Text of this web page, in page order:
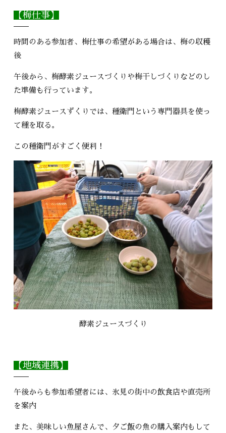
【梅仕事】
時間のある参加者、梅仕事の希望がある場合は、梅の収穫
後
午後から、梅酵素ジュースづくりや梅干しづくりなどのし
た準備も行っています。
梅酵素ジュースずくりでは、種衛門という専門器具を使っ
て種を取る。
この種衛門がすごく便利！
酵素ジュースづくり
【地域連携】
午後からも参加希望者には、氷見の街中の飲食店や直売所
を案内
また、美味しい魚屋さんで、夕ご飯の魚の購入案内もして